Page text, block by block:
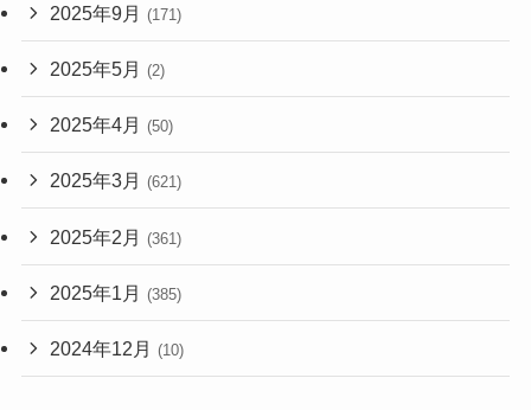
2025年9月 (171)
2025年5月 (2)
2025年4月 (50)
2025年3月 (621)
2025年2月 (361)
2025年1月 (385)
2024年12月 (10)